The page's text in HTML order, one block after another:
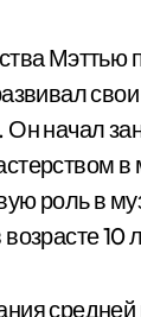
Мэттью
Он начал
в
роль в
10